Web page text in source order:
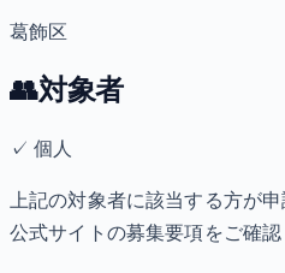
葛飾区
👥対象者
✓個人
上記の対象者に該当する方が
公式サイトの募集要項をご確認